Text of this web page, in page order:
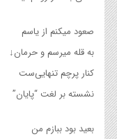
صعود میکنم از یاسم
به قله میرسم و حرمان↓
کنار پرچم تنهایی‌ست
نشسته بر لغت “پایان”
بعید بود ببازم من